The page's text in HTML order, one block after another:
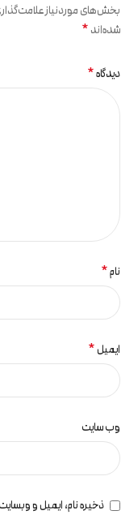
بخش‌های موردنیاز
شده‌اند*
دیدگاه*
نام*
ایمیل*
وب‌ سایت
ذخیره نام، ایمیل و